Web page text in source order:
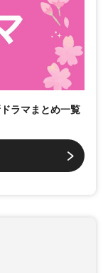
ラマまとめ一覧